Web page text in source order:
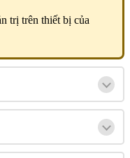
trị trên thiết bị của